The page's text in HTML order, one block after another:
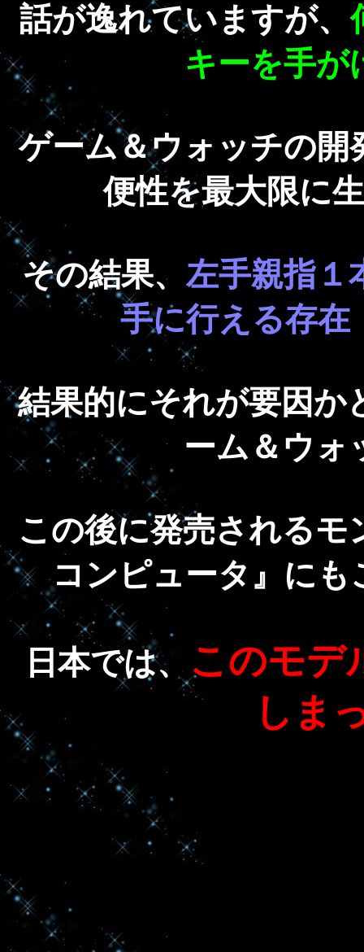
話が逸れていますが、
キーを手が
ゲーム＆ウォッチの開
便性を最大限に
その結果、左手親指１
手に行える存在
結果的にそれが要因か
ーム＆ウォ
この後に発売される
コンピュータ』に
日本では、 このモデ
しま